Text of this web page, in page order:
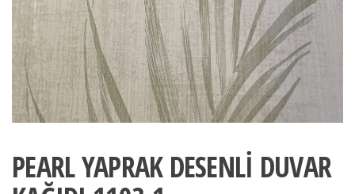
PEARL YAPRAK DESENLİ DUVAR